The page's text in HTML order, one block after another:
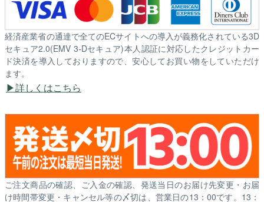
経済産業省の通達で全てのECサイトへの導入が義務化されている3D
セキュア2.0(EMV 3-Dセキュア)本人認証に対応したクレジットカー
ド決済を導入しておりますので、安心してお買い物をしていただけ
ます。
詳しくはこちら
ご注文商品の確認、ご入金の確認、発送当日のお届け先変更・お届
け時間帯変更・キャンセル等の〆切は、営業日の13：00です。13：